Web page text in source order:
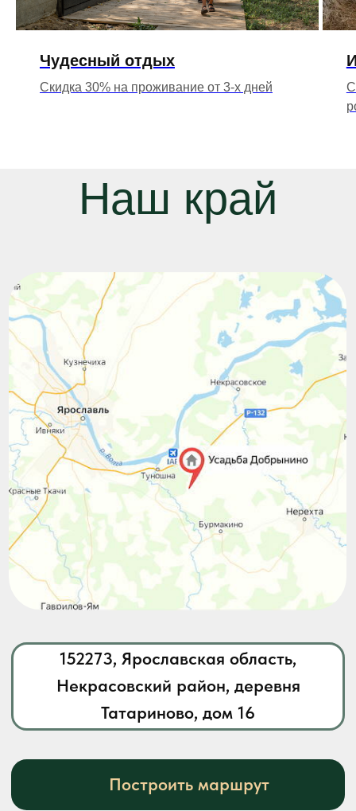
Чудесный отдых
Скидка 30% на проживание от 3-х дней